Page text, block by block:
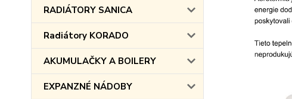
RADIÁTORY SANICA
Radiátory KORADO
AKUMULAČKY A BOILERY
EXPANZNÉ NÁDOBY